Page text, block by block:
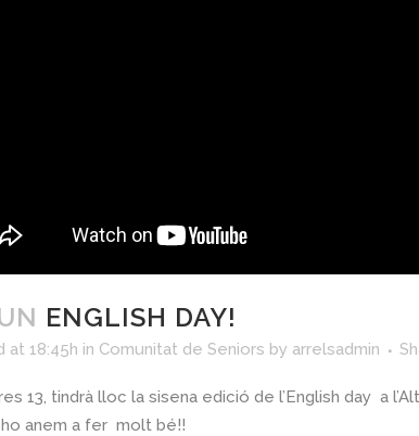
ENGLISH DAY!
at 18:45h in Comunitat de Seniors by arrelsadmin
13, tindrà lloc la sisena edició de l’English day a
anem a fer molt bé!!